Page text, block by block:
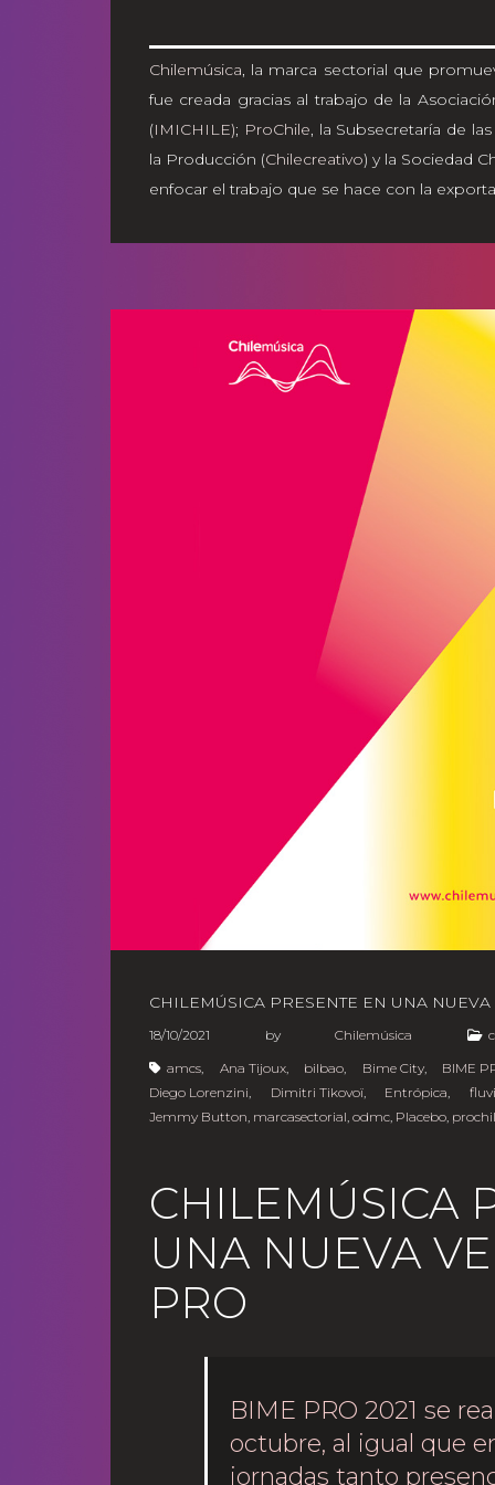
Chilemúsica, la marca sectorial que
fue creada gracias al trabajo de la
(IMICHILE); ProChile, la Subsecretaría de
la Producción (Chilecreativo) y la Sociedad
enfocar el trabajo que se hace con la
CHILEMÚSICA PRESENTE EN UNA
18/10/2021 byChilemúsica
amcs, Ana Tijoux, bilbao, Bime City, BIME
Diego Lorenzini, Dimitri Tikovoï, Entrópica,
Jemmy Button, marcasectorial, odmc, Placebo,
CHILEMÚSICA
UNA NUEVA
PRO
BIME PRO 2021 se
octubre, al igual que
jornadas tanto